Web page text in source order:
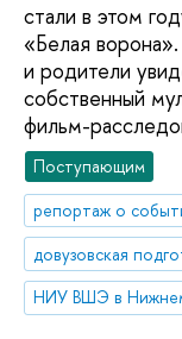
стали в этом
«Белая
и родители
собственный
фильм-
Поступающим
репортаж о
довузовская
НИУ ВШЭ в